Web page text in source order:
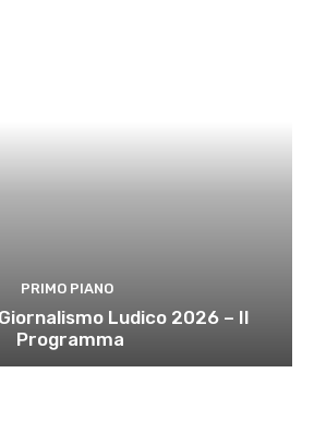
PRIMO PIANO
Ludico 2026 – Il
Programma